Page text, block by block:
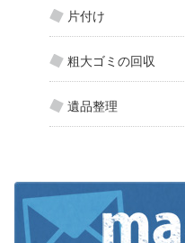
片付け
粗大ゴミの回収
遺品整理